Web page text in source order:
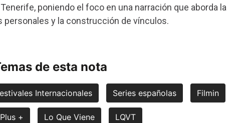
poniendo el foco en una narración que aborda la
y la construcción de vínculos.
de esta nota
Internacionales Series españolas Filmin
+ Lo Que Viene LQVT